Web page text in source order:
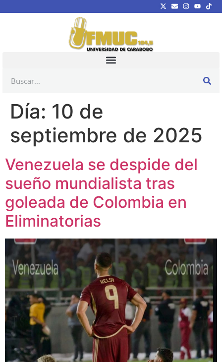
Día: 10 de
septiembre de 2025
Venezuela se despide del
sueño mundialista tras
goleada de Colombia en
Eliminatorias